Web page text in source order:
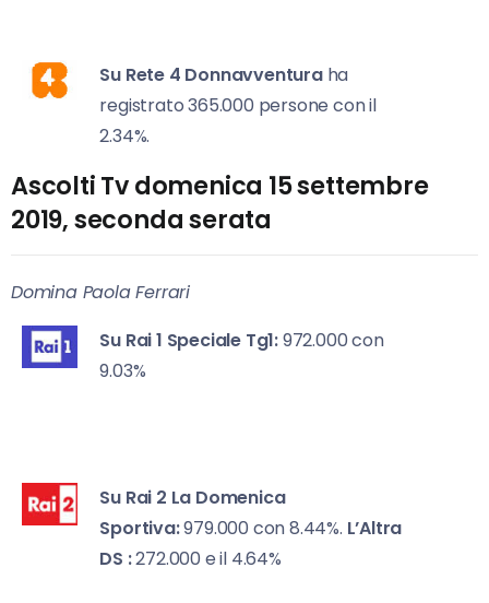
Su Rete 4 Donnavventura ha
registrato 365.000 persone con il
2.34%.
Ascolti Tv domenica 15 settembre
2019, seconda serata
Domina Paola Ferrari
Su Rai 1 Speciale Tg1:972.000 con
9.03%
Su Rai 2 La Domenica
Sportiva:979.000 con 8.44%. L’Altra
DS :272.000 e il 4.64%